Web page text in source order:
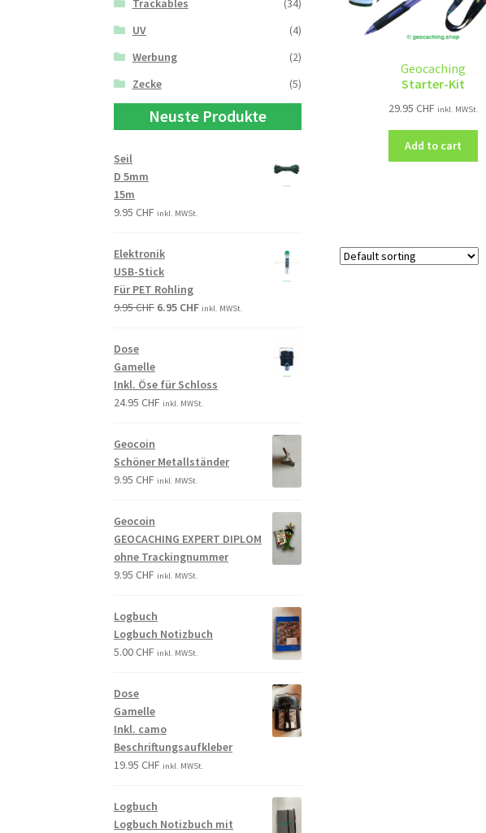
Geocaching
Starter-Kit
29.95 CHF inkl. MWSt.
Add to cart
Trackables
(34)
UV
(4)
Werbung
(2)
Zecke
(5)
Neuste Produkte
Seil
D 5mm
15m
9.95CHF inkl. MWSt.
Elektronik
USB-Stick
Für PET Rohling
9.95CHF 6.95 CHF inkl. MWSt.
Dose
Gamelle
Inkl. Öse für Schloss
24.95CHF inkl. MWSt.
Geocoin
Schöner Metallständer
9.95CHF inkl. MWSt.
Geocoin
GEOCACHING EXPERT DIPLOM
ohne Trackingnummer
9.95CHF inkl. MWSt.
Logbuch
Logbuch Notizbuch
5.00CHF inkl. MWSt.
Dose
Gamelle
Inkl. camo
Beschriftungsaufkleber
19.95CHF inkl. MWSt.
Logbuch
Logbuch Notizbuch mit